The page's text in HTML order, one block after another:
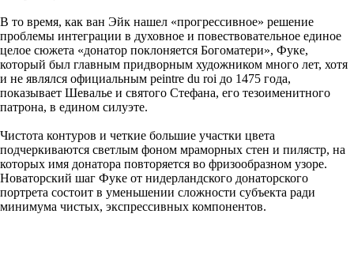
В то время, как ван Эйк нашел «прогрессивное» решение
проблемы интеграции в духовное и повествовательное единое
целое сюжета «донатор поклоняется Богоматери», Фуке,
который был главным придворным художником много лет, хотя
и не являлся официальным peintre du roi до 1475 года,
показывает Шевалье и святого Стефана, его тезоименитного
патрона, в едином силуэте.
Чистота контуров и четкие большие участки цвета
подчеркиваются светлым фоном мраморных стен и пилястр, на
которых имя донатора повторяется во фризообразном узоре.
Новаторский шаг Фуке от нидерландского донаторского
портрета состоит в уменьшении сложности субъекта ради
минимума чистых, экспрессивных компонентов.